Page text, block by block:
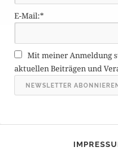
g
e
r
c
h
v
E-Mail:*
Mit meiner Anmeldung
aktuellen Beiträgen und